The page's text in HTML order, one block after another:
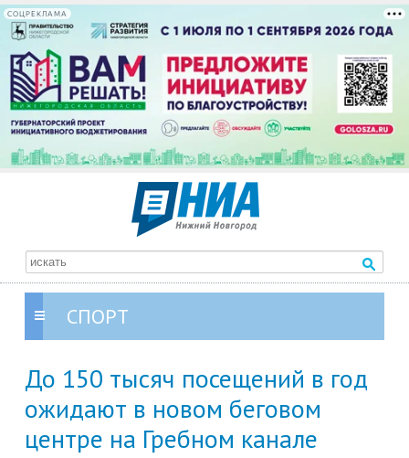
СОЦРЕКЛАМА
СПОРТ
До 150 тысяч посещений в год
ожидают в новом беговом
центре на Гребном канале